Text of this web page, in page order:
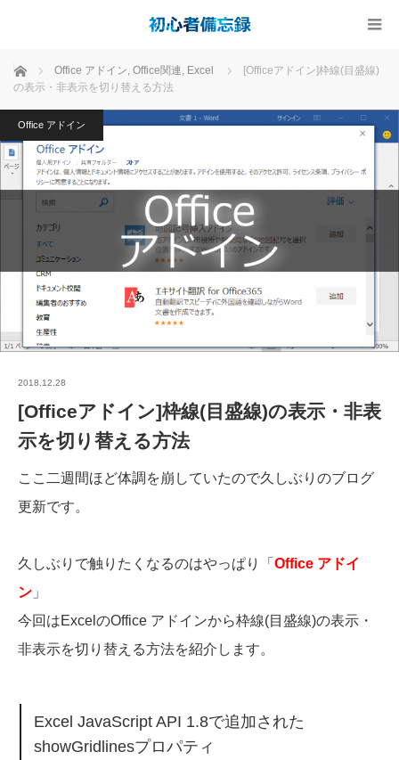
ホーム Office アドイン, Office関連, Excel
[Officeアドイン]枠線(目盛線)
の表示・非表示を切り替える方法
Office アドイン
2018.12.28
[Officeアドイン]枠線(目盛線)の表示・非表
示を切り替える方法
ここ二週間ほど体調を崩していたので久しぶりのブログ
更新です。
久しぶりで触りたくなるのはやっぱり「 Office アドイ
ン 」
今回はExcelのOffice アドインから枠線(目盛線)の表示・
非表示を切り替える方法を紹介します。
Excel JavaScript API 1.8で追加された
showGridlinesプロパティ